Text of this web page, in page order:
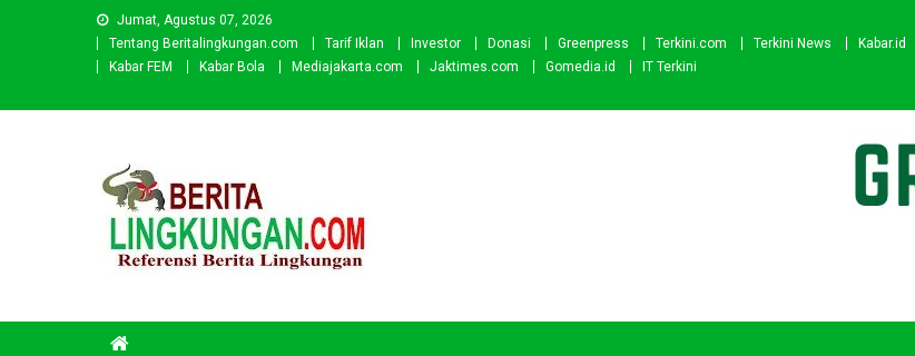
Jumat, Agustus 07, 2026
Tentang Beritalingkungan.com
Tarif Iklan Investor Donasi Greenpress Terkini.com Terkini News Kabar.id
Kabar FEM
Kabar Bola Mediajakarta.com Jaktimes.com Gomedia.id IT Terkini